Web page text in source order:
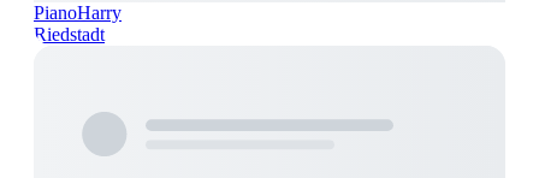
PianoHarry
Riedstadt